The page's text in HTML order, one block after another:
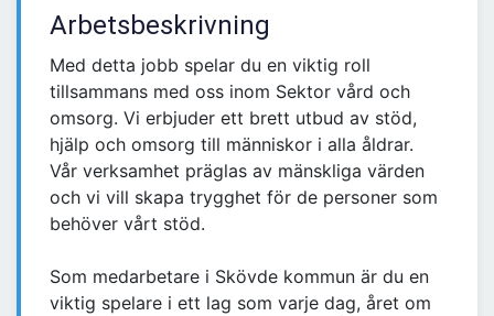
Arbetsbeskrivning
Med detta jobb spelar du en viktig roll
tillsammans med oss inom Sektor vård och
omsorg. Vi erbjuder ett brett utbud av stöd,
hjälp och omsorg till människor i alla åldrar.
Vår verksamhet präglas av mänskliga värden
och vi vill skapa trygghet för de personer som
behöver vårt stöd.
Som medarbetare i Skövde kommun är du en
viktig spelare i ett lag som varje dag, året om